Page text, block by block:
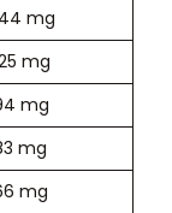
mg
mg
mg
mg
mg